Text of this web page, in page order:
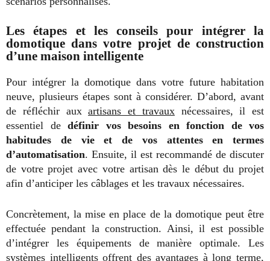
Les étapes et les conseils pour intégrer la
domotique dans votre projet de construction
d’une maison intelligente
Pour intégrer la domotique dans votre future habitation
neuve, plusieurs étapes sont à considérer. D’abord, avant
de réfléchir auxartisans et travauxnécessaires, il est
essentiel de définir vos besoins en fonction de vos
habitudes de vie
et de vos attentes en termes
d’automatisation. Ensuite, il est recommandé de discuter
de votre projet avec votre artisan dès le début du projet
afin d’anticiper les câblages et les travaux nécessaires.
Concrètement, la mise en place de la domotique peut être
effectuée pendant la construction. Ainsi, il est possible
d’intégrer les équipements de manière optimale. Les
systèmes intelligents offrent des avantages à long terme,